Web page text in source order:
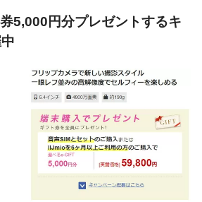
5,000円分プレゼントするキ